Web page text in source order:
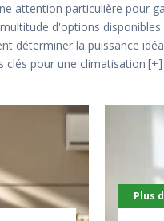
attention particulière pour
d'options
déterminer la puissance
clés pour une climatisation +
Plus